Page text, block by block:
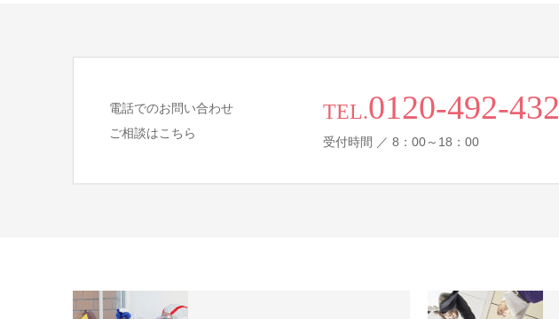
電話でのお問い合わせ
ご相談はこちら
TEL.0120-492-432
受付時間 ／ 8：00～18：00